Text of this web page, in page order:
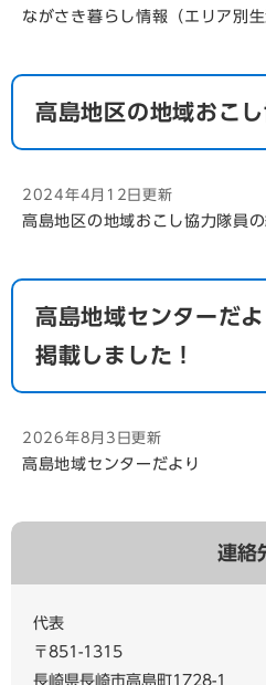
ながさき暮らし情報（エリア別
高島地区の地域おこ
2024年4月12日更新
高島地区の地域おこし協力隊員
高島地域センターだ
掲載しました！
2026年8月3日更新
高島地域センターだより
連絡
代表
〒851-1315
長崎県長崎市高島町1728-1